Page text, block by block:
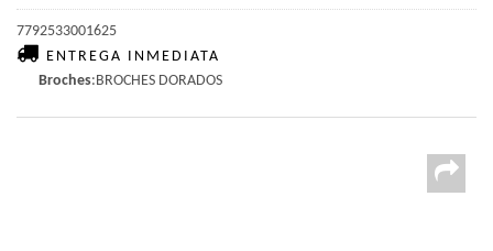
7792533001625
ENTREGA INMEDIATA
Broches:BROCHES DORADOS